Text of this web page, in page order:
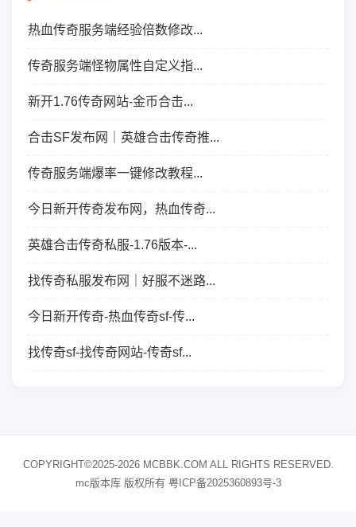
热血传奇服务端经验倍数修改...
传奇服务端怪物属性自定义指...
新开1.76传奇网站-金币合击...
合击SF发布网｜英雄合击传奇推...
传奇服务端爆率一键修改教程...
今日新开传奇发布网，热血传奇...
英雄合击传奇私服-1.76版本-...
找传奇私服发布网｜好服不迷路...
今日新开传奇-热血传奇sf-传...
找传奇sf-找传奇网站-传奇sf...
COPYRIGHT©2025-2026 MCBBK.COM ALL RIGHTS RESERVED.
mc版本库 版权所有 粤ICP备2025360893号-3